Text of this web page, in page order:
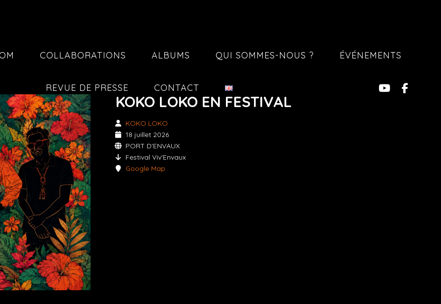
COLLABORATIONS ALBUMS QUI SOMMES-NOUS ? ÉVÉNEMENTS
REVUE DE PRESSE CONTACT
KOKO LOKO EN FESTIVAL
KOKO LOKO
18 juillet 2026
PORT D'ENVAUX
Festival Viv'Envaux
Google Map